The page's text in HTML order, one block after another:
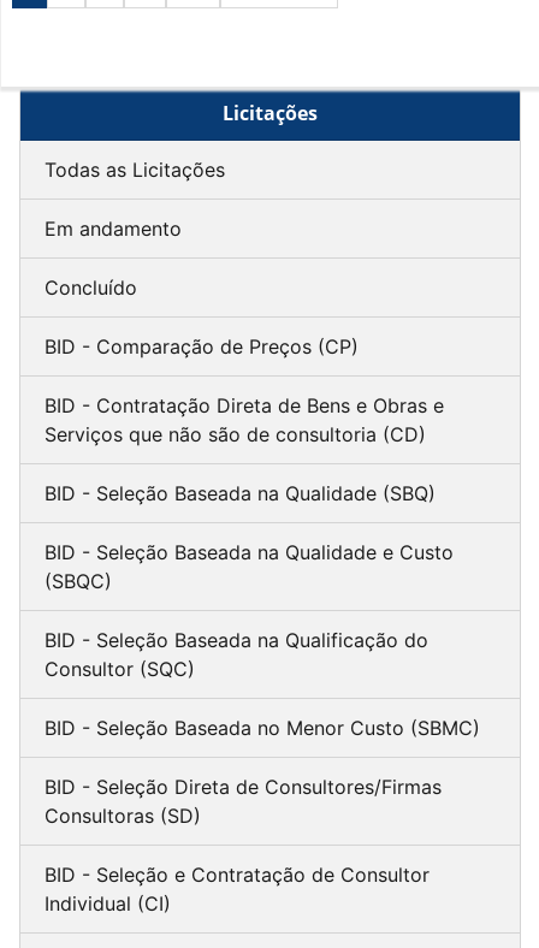
Licitações
Todas as Licitações
Em andamento
Concluído
BID - Comparação de Preços (CP)
BID - Contratação Direta de Bens e Obras e
Serviços que não são de consultoria (CD)
BID - Seleção Baseada na Qualidade (SBQ)
BID - Seleção Baseada na Qualidade e Custo
(SBQC)
BID - Seleção Baseada na Qualificação do
Consultor (SQC)
BID - Seleção Baseada no Menor Custo (SBMC)
BID - Seleção Direta de Consultores/Firmas
Consultoras (SD)
BID - Seleção e Contratação de Consultor
Individual (CI)